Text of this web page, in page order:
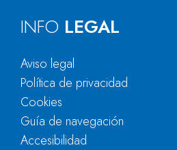
INFO LEGAL
Aviso legal
Política de privacidad
Cookies
Guía de navegación
Accesibilidad